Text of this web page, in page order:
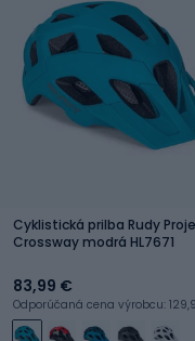
Cyklistická prilba Rudy
Crossway modrá HL7671
83,99 €
Odporúčaná cena výrobcu: